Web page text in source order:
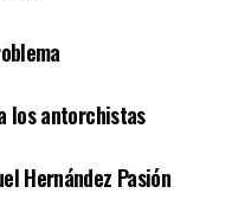
los antorchistas
Hernández Pasión